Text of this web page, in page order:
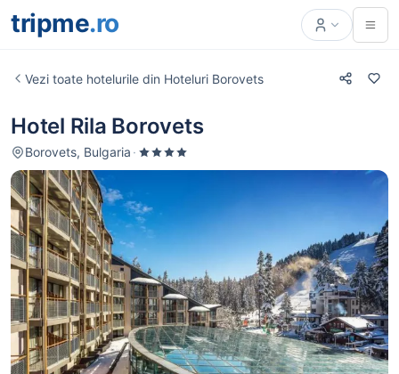
tripme.ro
Vezi toate hotelurile din Hoteluri Borovets
Hotel Rila Borovets
Borovets, Bulgaria ·